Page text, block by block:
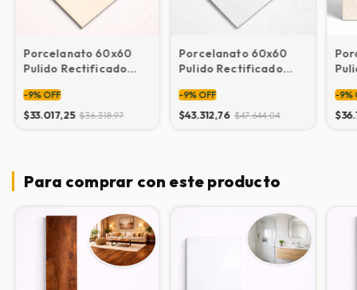
Porcelanato 60x60
Pulido Rectificado
IVA INCLUIDO)
-9% OFF
$33.017,25 $36.318,97
Porcelanato 60x60
Pulido Rectificado
-9% OFF
$43.312,76 $47.644,04
-9%
Para comprar con este producto